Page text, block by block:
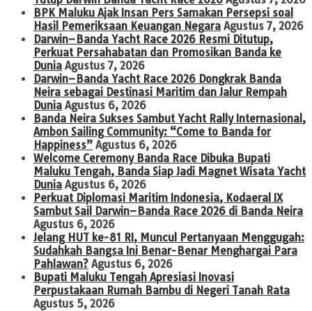
BPK Maluku Ajak Insan Pers Samakan Persepsi soal
Hasil Pemeriksaan Keuangan Negara Agustus 7, 2026
Darwin–Banda Yacht Race 2026 Resmi Ditutup,
Perkuat Persahabatan dan Promosikan Banda ke
Dunia Agustus 7, 2026
Darwin–Banda Yacht Race 2026 Dongkrak Banda
Neira sebagai Destinasi Maritim dan Jalur Rempah
Dunia Agustus 6, 2026
Banda Neira Sukses Sambut Yacht Rally Internasional,
Ambon Sailing Community: “Come to Banda for
Happiness” Agustus 6, 2026
Welcome Ceremony Banda Race Dibuka Bupati
Maluku Tengah, Banda Siap Jadi Magnet Wisata Yacht
Dunia Agustus 6, 2026
Perkuat Diplomasi Maritim Indonesia, Kodaeral IX
Sambut Sail Darwin–Banda Race 2026 di Banda Neira
Agustus 6, 2026
Jelang HUT ke-81 RI, Muncul Pertanyaan Menggugah:
Sudahkah Bangsa Ini Benar-Benar Menghargai Para
Pahlawan? Agustus 6, 2026
Bupati Maluku Tengah Apresiasi Inovasi
Perpustakaan Rumah Bambu di Negeri Tanah Rata
Agustus 5, 2026